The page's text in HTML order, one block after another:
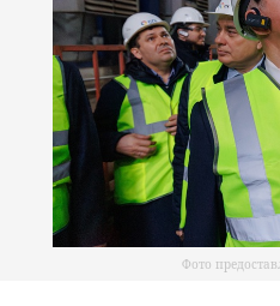
Фото